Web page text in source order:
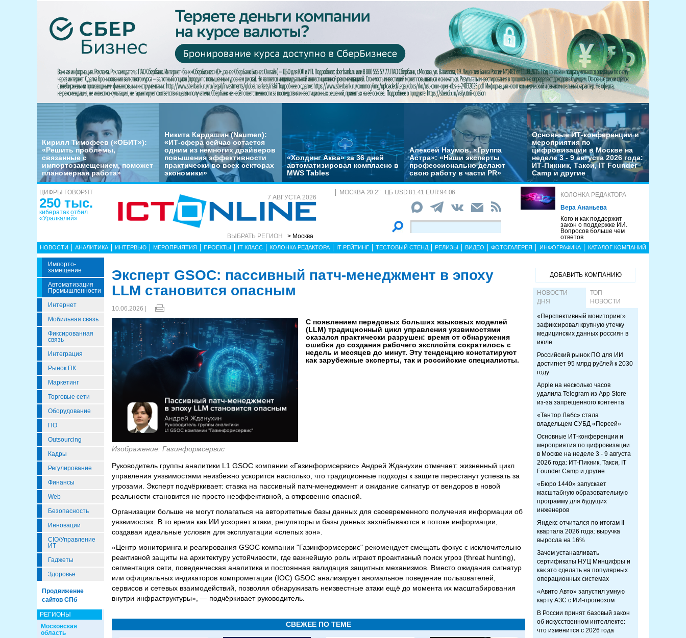
Кирилл Тимофеев («ОБИТ»):
«Решить проблемы,
связанные с
импортозамещением, поможет
планомерная работа»
Никита Кардашин (Naumen):
«ИТ-сфера сейчас остается
одним из немногих драйверов
повышения эффективности
практически во всех секторах
экономики»
«Холдинг Аква» за 36 дней
автоматизировал комплаенс в
MWS Tables
Алексей Наумов, «Группа
Астра»: «Наши эксперты
профессионально делают
свою работу в части PR»
Основные ИТ-конференции и
мероприятия по
цифровизации в Москве на
неделе 3 - 9 августа 2026 года:
ИТ-Пикник, Такси, IT Founder
Camp и другие
ЦИФРЫ ГОВОРЯТ
250 тыс.
кибератак отбил
«Уралкалий»
7 АВГУСТА 2026
ВЫБРАТЬ РЕГИОН > Москва
МОСКВА 20.2° ЦБ USD 81.41 EUR 94.06
КОЛОНКА РЕДАКТОРА
Вера Ананьева
Кого и как поддержит
закон о поддержке ИИ.
Вопросов больше чем
ответов
НОВОСТИ АНАЛИТИКА ИНТЕРВЬЮ МЕРОПРИЯТИЯ ПРОЕКТЫ IT КЛАСС КОЛОНКА РЕДАКТОРА IT РЕЙТИНГ ТЕСТОВЫЙ СТЕНД РЕЛИЗЫ ВИДЕО ФОТОГАЛЕРЕЯ ИНФОГРАФИКА КАТАЛОГ КОМПАНИЙ
Импорто­
Замещение
Автоматизация
Промышленности
Интернет
Мобильная связь
Фиксированная
связь
Интеграция
Рынок ПК
Маркетинг
Торговые сети
Оборудование
ПО
Outsourcing
Кадры
Регулирование
Финансы
Web
Безопасность
Инновации
CIO/Управление
ИТ
Гаджеты
Здоровье
Продвижение
сайтов СПб
РЕГИОНЫ
Московская
область
Эксперт GSOC: пассивный патч-менеджмент в эпоху
LLM становится опасным
10.06.2026 |
Изображение: Газинформсервис
С появлением передовых больших языковых моделей
(LLM) традиционный цикл управления уязвимостями
оказался практически разрушен: время от обнаружения
ошибки до создания рабочего эксплойта сократилось с
недель и месяцев до минут. Эту тенденцию констатируют
как зарубежные эксперты, так и российские специалисты.
Руководитель группы аналитики L1 GSOC компании «Газинформсервис» Андрей Жданухин отмечает: жизненный цикл
управления уязвимостями неизбежно ускорится настолько, что традиционные подходы к защите перестанут успевать за
угрозами. Эксперт подчёркивает: ставка на пассивный патч-менеджмент и ожидание сигнатур от вендоров в новой
реальности становится не просто неэффективной, а откровенно опасной.
Организации больше не могут полагаться на авторитетные базы данных для своевременного получения информации об
уязвимостях. В то время как ИИ ускоряет атаки, регуляторы и базы данных захлёбываются в потоке информации,
создавая идеальные условия для эксплуатации «слепых зон».
«Центр мониторинга и реагирования GSOC компании "Газинформсервис" рекомендует смещать фокус с исключительно
реактивной защиты на архитектуру устойчивости, где важнейшую роль играют проактивный поиск угроз (threat hunting),
сегментация сети, поведенческая аналитика и постоянная валидация защитных механизмов. Вместо ожидания сигнатур
или официальных индикаторов компрометации (IOC) GSOC анализирует аномальное поведение пользователей,
сервисов и сетевых взаимодействий, позволяя обнаруживать неизвестные атаки ещё до момента их масштабирования
внутри инфраструктуры», — подчёркивает руководитель.
СВЕЖЕЕ ПО ТЕМЕ
ДОБАВИТЬ КОМПАНИЮ
НОВОСТИ
ДНЯ
ТОП-
НОВОСТИ
«Перспективный мониторинг»
зафиксировал крупную утечку
медицинских данных россиян в
июле
Российский рынок ПО для ИИ
достигнет 95 млрд рублей к 2030
году
Apple на несколько часов
удалила Telegram из App Store
из-за запрещенного контента
«Тантор Лабс» стала
владельцем СУБД «Персей»
Основные ИТ-конференции и
мероприятия по цифровизации
в Москве на неделе 3 - 9 августа
2026 года: ИТ-Пикник, Такси, IT
Founder Camp и другие
«Бюро 1440» запускает
масштабную образовательную
программу для будущих
инженеров
Яндекс отчитался по итогам II
квартала 2026 года: выручка
выросла на 16%
Зачем устанавливать
сертификаты НУЦ Минцифры и
как это сделать на популярных
операционных системах
«Авито Авто» запустил умную
карту АЗС с ИИ-прогнозом
В России принят базовый закон
об искусственном интеллекте:
что изменится с 2026 года